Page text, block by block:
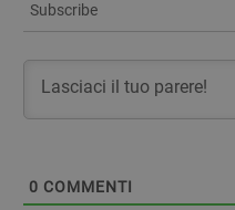
Subscribe
0 COMMENTI